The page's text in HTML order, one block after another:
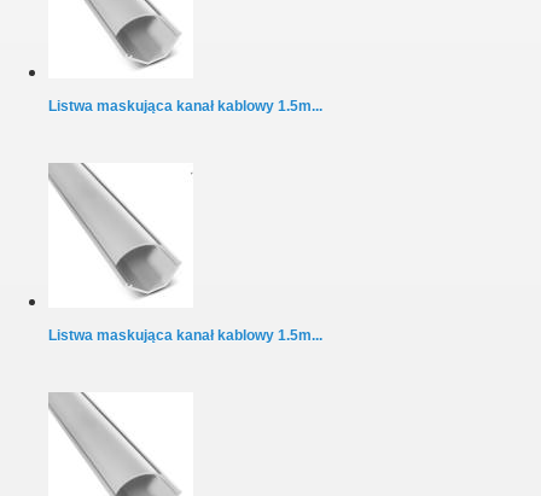
Listwa maskująca kanał kablowy 1.5m...
Listwa maskująca kanał kablowy 1.5m...